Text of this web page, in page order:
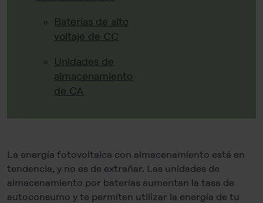
Baterías de alto
voltaje de CC
Unidades de
almacenamiento
de CA
La energía fotovoltaica con almacenamiento está en
tendencia, y no es de extrañar. Las unidades de
almacenamiento por baterías aumentan la tasa de
autoconsumo y te permiten utilizar la energía de tu